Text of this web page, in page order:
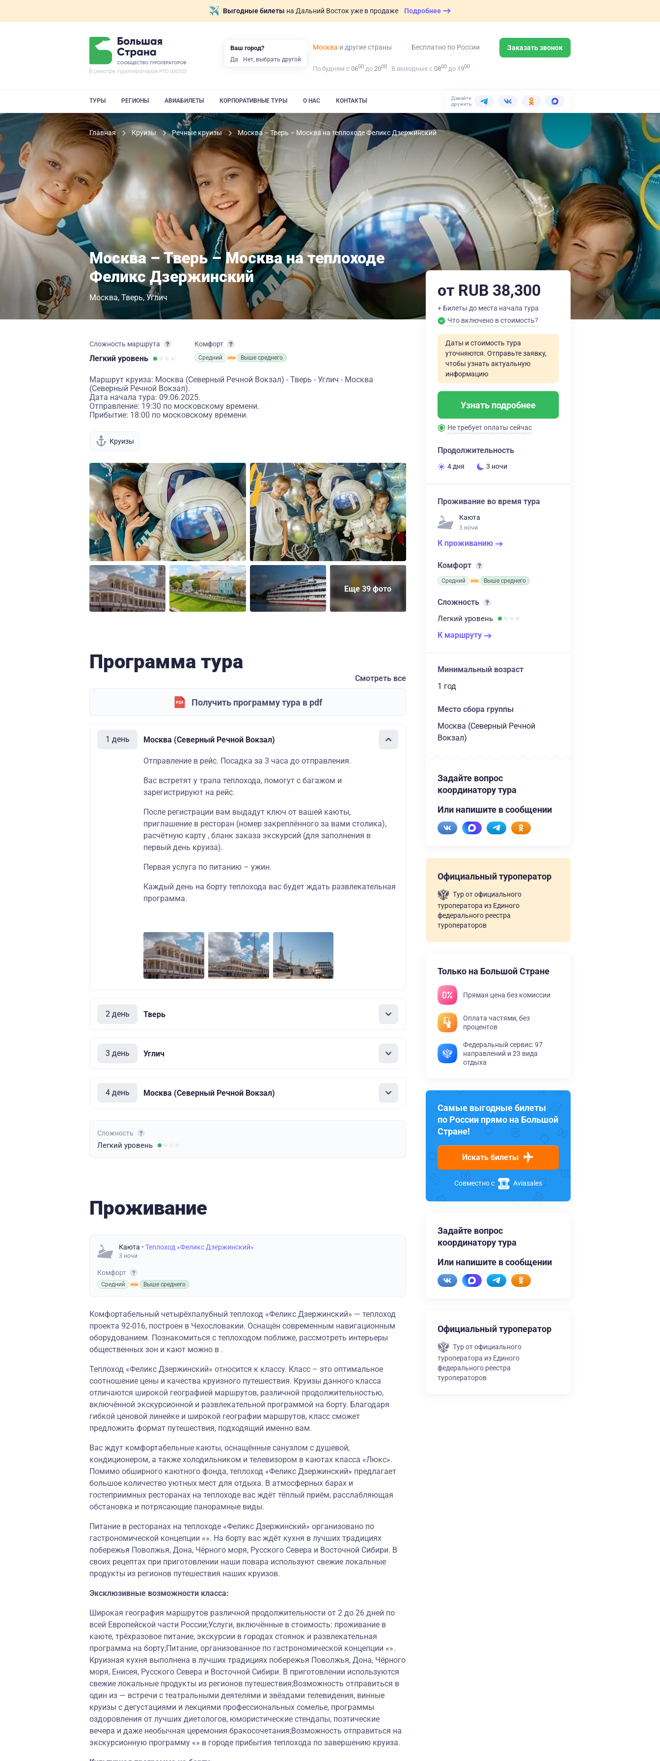
Выгодные билеты на Дальний Восток уже в продаже Подробнее
Москва и другие страны Бесплатно по России Заказать звонок
По будням с 0600 до 2000 В выходные с 0800 до 1900
ТУРЫ РЕГИОНЫ АВИАБИЛЕТЫ КОРПОРАТИВНЫЕ ТУРЫ О НАС КОНТАКТЫ
Давайте
дружить:
Главная Круизы Речные круизы Москва – Тверь – Москва на теплоходе Феликс Дзержинский
Москва – Тверь – Москва на теплоходе
Феликс Дзержинский
Москва Тверь Углич
Сложность маршрута
Легкий уровень
Комфорт
Средний Выше среднего
Маршрут круиза: Москва (Северный Речной Вокзал) - Тверь - Углич - Москва
(Северный Речной Вокзал).
Дата начала тура: 09.06.2025.
Отправление: 19:30 по московскому времени.
Прибытие: 18:00 по московскому времени.
Круизы
Еще 39 фото
Программа тура
Смотреть все
Получить программу тура в pdf
1 день Москва (Северный Речной Вокзал)
Отправление в рейс. Посадка за 3 часа до отправления.
Вас встретят у трапа теплохода, помогут с багажом и
зарегистрируют на рейс.
После регистрации вам выдадут ключ от вашей каюты,
приглашение в ресторан (номер закреплённого за вами столика),
расчётную карту , бланк заказа экскурсий (для заполнения в
первый день круиза).
Первая услуга по питанию – ужин.
Каждый день на борту теплохода вас будет ждать развлекательная
программа.
2 день Тверь
3 день Углич
4 день Москва (Северный Речной Вокзал)
Сложность
Легкий уровень
Проживание
Каюта • Теплоход «Феликс Дзержинский»
3 ночи
Комфорт
Средний Выше среднего
Комфортабельный четырёхпалубный теплоход «Феликс Дзержинский» — теплоход
проекта 92-016, построен в Чехословакии. Оснащён современным навигационным
оборудованием. Познакомиться с теплоходом поближе, рассмотреть интерьеры
общественных зон и кают можно в .
Теплоход «Феликс Дзержинский» относится к классу. Класс – это оптимальное
соотношение цены и качества круизного путешествия. Круизы данного класса
отличаются широкой географией маршрутов, различной продолжительностью,
включённой экскурсионной и развлекательной программой на борту. Благодаря
гибкой ценовой линейке и широкой географии маршрутов, класс сможет
предложить формат путешествия, подходящий именно вам.
Вас ждут комфортабельные каюты, оснащённые санузлом с душевой,
кондиционером, а также холодильником и телевизором в каютах класса «Люкс».
Помимо обширного каютного фонда, теплоход «Феликс Дзержинский» предлагает
большое количество уютных мест для отдыха. В атмосферных барах и
гостеприимных ресторанах на теплоходе вас ждёт тёплый приём, расслабляющая
обстановка и потрясающие панорамные виды.
Питание в ресторанах на теплоходе «Феликс Дзержинский» организовано по
гастрономической концепции «». На борту вас ждёт кухня в лучших традициях
побережья Поволжья, Дона, Чёрного моря, Русского Севера и Восточной Сибири. В
своих рецептах при приготовлении наши повара используют свежие локальные
продукты из регионов путешествия наших круизов.
Эксклюзивные возможности класса:
Широкая география маршрутов различной продолжительности от 2 до 26 дней по
всей Европейской части России;Услуги, включённые в стоимость: проживание в
каюте, трёхразовое питание, экскурсии в городах стоянок и развлекательная
программа на борту;Питание, организованное по гастрономической концепции «».
Круизная кухня выполнена в лучших традициях побережья Поволжья, Дона, Чёрного
моря, Енисея, Русского Севера и Восточной Сибири. В приготовлении используются
свежие локальные продукты из регионов путешествия;Возможность отправиться в
один из — встречи с театральными деятелями и звёздами телевидения, винные
круизы с дегустациями и лекциями профессиональных сомелье, программы
оздоровления от лучших диетологов, юмористические стендапы, поэтические
вечера и даже необычная церемония бракосочетания;Возможность отправиться на
экскурсионную программу «» в городе прибытия теплохода по завершению круиза.
от RUB 38,300
+ Билеты до места начала тура
Что включено в стоимость?
Даты и стоимость тура
уточняются. Отправьте заявку,
чтобы узнать актуальную
информацию
Узнать подробнее
Не требует оплаты сейчас
Продолжительность
4 дня 3 ночи
Проживание во время тура
Каюта
3 ночи
К проживанию
Комфорт
Средний Выше среднего
Сложность
Легкий уровень
К маршруту
Минимальный возраст
1 год
Место сбора группы
Москва (Северный Речной
Вокзал)
Задайте вопрос
координатору тура
Или напишите в сообщении
Официальный туроператор
Тур от официального
туроператора из Единого
федерального реестра
туроператоров
Только на Большой Стране
Прямая цена без комиссии
Оплата частями, без
процентов
Федеральный сервис: 97
направлений и 23 вида
отдыха
Самые выгодные билеты
по России прямо на Большой
Стране!
Искать билеты
Совместно с Aviasales
Задайте вопрос
координатору тура
Или напишите в сообщении
Официальный туроператор
Тур от официального
туроператора из Единого
федерального реестра
туроператоров
Ваш город?
Да Нет, выбрать другой